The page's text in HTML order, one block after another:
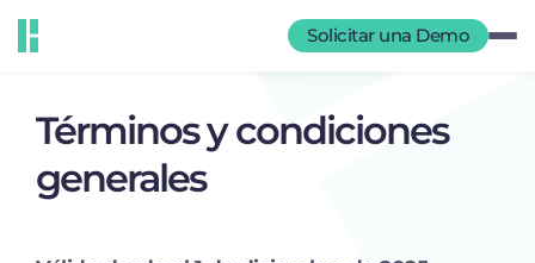
Solicitar una Demo
Términos y condiciones
generales